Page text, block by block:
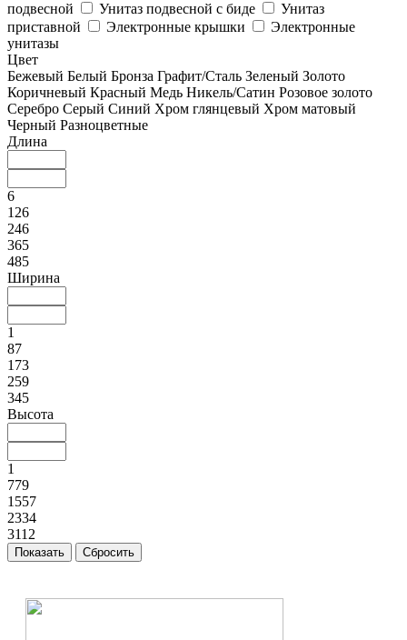
подвесной
Унитаз подвесной с биде
Унитаз
приставной
Электронные крышки
Электронные
унитазы
Цвет
Бежевый Белый Бронза Графит/Сталь Зеленый Золото
Коричневый Красный Медь Никель/Сатин Розовое золото
Серебро Серый Синий Хром глянцевый Хром матовый
Черный Разноцветные
Длина
6
126
246
365
485
Ширина
1
87
173
259
345
Высота
1
779
1557
2334
3112